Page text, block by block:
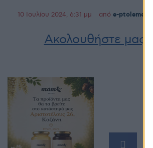
10 Ιουλίου 2024, 6:31 μμ από e-ptolemeos
Ακολουθήστε μας